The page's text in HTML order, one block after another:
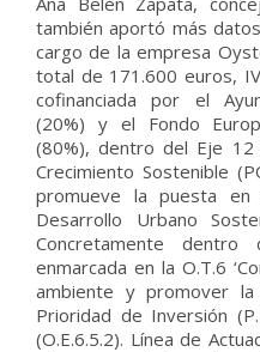
también aportó más
cargo de la empresa
total de 171.600 euros,
cofinanciada por el
(20%) y el Fondo
(80%), dentro del Eje
Crecimiento Sostenible
promueve la puesta
Desarrollo Urbano
Concretamente
enmarcada en la O.T.6
ambiente y promover la
Prioridad de Inversión
(O.E.6.5.2). Línea de